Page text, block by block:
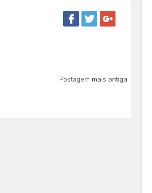
Postagem mais antiga